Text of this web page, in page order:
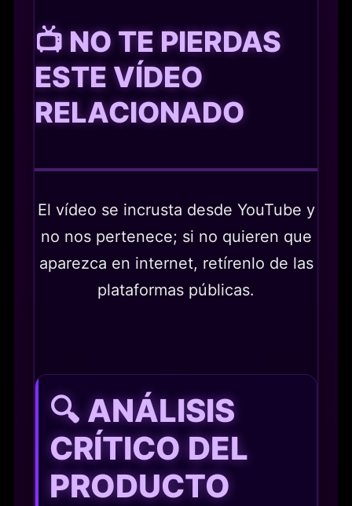
📺 NO TE PIERDAS
ESTE VÍDEO
RELACIONADO
El vídeo se incrusta desde YouTube y
no nos pertenece; si no quieren que
aparezca en internet, retírenlo de las
plataformas públicas.
🔍 ANÁLISIS
CRÍTICO DEL
PRODUCTO